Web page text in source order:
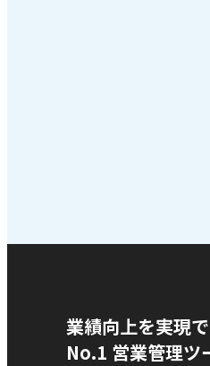
業績向上を実現
No.1 営業管理ツ